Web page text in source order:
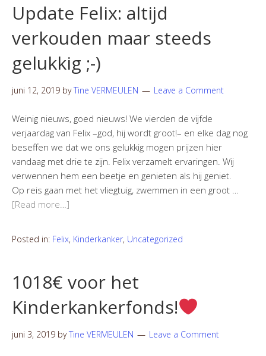
Update Felix: altijd
verkouden maar steeds
gelukkig ;-)
juni 12, 2019 byTine VERMEULEN Leave a Comment
Weinig nieuws, goed nieuws! We vierden de vijfde
verjaardag van Felix –god, hij wordt groot!– en elke dag nog
beseffen we dat we ons gelukkig mogen prijzen hier
vandaag met drie te zijn. Felix verzamelt ervaringen. Wij
verwennen hem een beetje en genieten als hij geniet.
Op reis gaan met het vliegtuig, zwemmen in een groot …
[Read more…]
Posted in: Felix, Kinderkanker, Uncategorized
1018€ voor het
Kinderkankerfonds!
juni 3, 2019 byTine VERMEULEN Leave a Comment